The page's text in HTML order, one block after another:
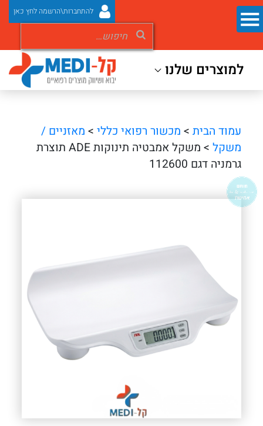
להתחברות\הרשמה לחץ כאן
למוצרים שלנו
עמוד הבית > מכשור רפואי כללי > מאזניים /
משקל
> משקל אמבטיה תינוקות ADE תוצרת
גרמניה דגם 112600